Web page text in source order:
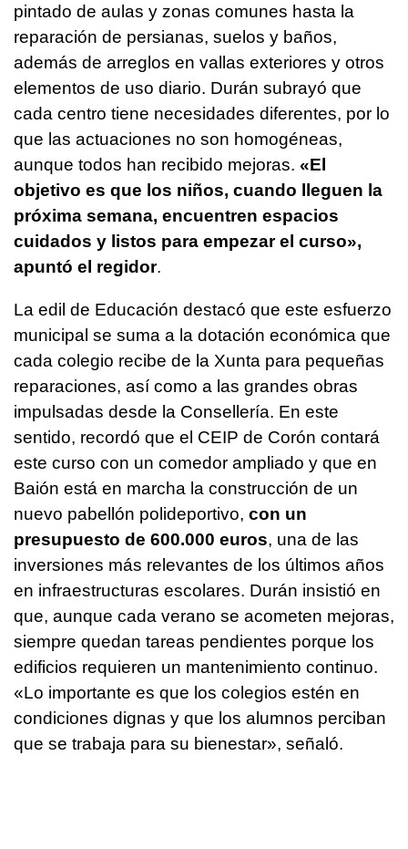
pintado de aulas y zonas comunes hasta la
reparación de persianas, suelos y baños,
además de arreglos en vallas exteriores y otros
elementos de uso diario. Durán subrayó que
cada centro tiene necesidades diferentes, por lo
que las actuaciones no son homogéneas,
aunque todos han recibido mejoras. «El
objetivo es que los niños, cuando lleguen la
próxima semana, encuentren espacios
cuidados y listos para empezar el curso»,
apuntó el regidor.
La edil de Educación destacó que este esfuerzo
municipal se suma a la dotación económica que
cada colegio recibe de la Xunta para pequeñas
reparaciones, así como a las grandes obras
impulsadas desde la Consellería. En este
sentido, recordó que el CEIP de Corón contará
este curso con un comedor ampliado y que en
Baión está en marcha la construcción de un
nuevo pabellón polideportivo, con un
presupuesto de 600.000 euros, una de las
inversiones más relevantes de los últimos años
en infraestructuras escolares. Durán insistió en
que, aunque cada verano se acometen mejoras,
siempre quedan tareas pendientes porque los
edificios requieren un mantenimiento continuo.
«Lo importante es que los colegios estén en
condiciones dignas y que los alumnos perciban
que se trabaja para su bienestar», señaló.